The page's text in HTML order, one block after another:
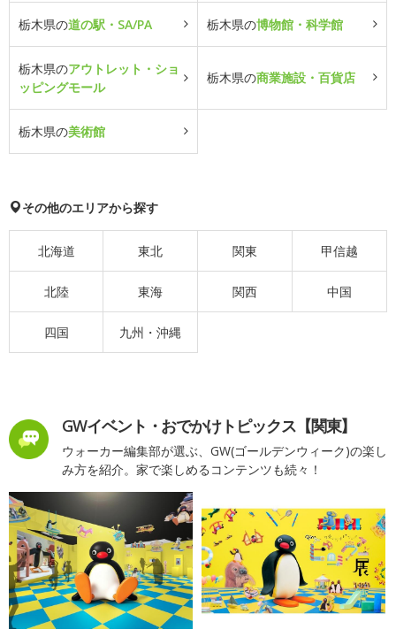
栃木県の道の駅・SA/PA 栃木県の博物館・科学館
栃木県のアウトレット・ショ
ッピングモール
栃木県の商業施設・百貨店
栃木県の美術館
その他のエリアから探す
北海道 東北 関東 甲信越
北陸 東海 関西 中国
四国 九州・沖縄
GWイベント・おでかけトピックス【関東】
ウォーカー編集部が選ぶ、GW(ゴールデンウィーク)の楽し
み方を紹介。家で楽しめるコンテンツも続々！